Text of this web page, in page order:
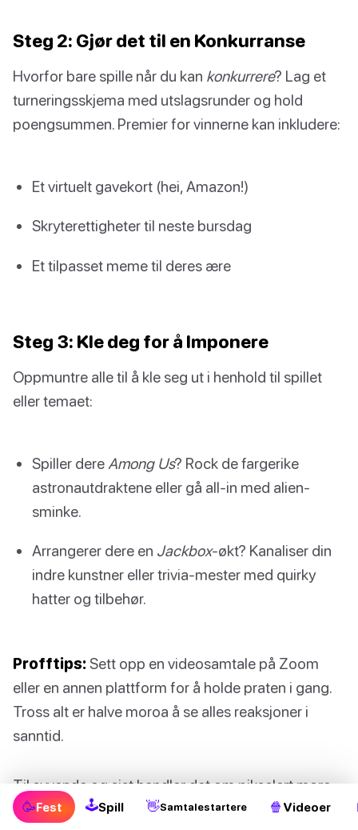
Steg 2: Gjør det til en Konkurranse
Hvorfor bare spille når du kan konkurrere? Lag et
turneringsskjema med utslagsrunder og hold
poengsummen. Premier for vinnerne kan inkludere:
Et virtuelt gavekort (hei, Amazon!)
Skryterettigheter til neste bursdag
Et tilpasset meme til deres ære
Steg 3: Kle deg for å Imponere
Oppmuntre alle til å kle seg ut i henhold til spillet
eller temaet:
Spiller dere Among Us? Rock de fargerike
astronautdraktene eller gå all-in med alien-
sminke.
Arrangerer dere en Jackbox-økt? Kanaliser din
indre kunstner eller trivia-mester med quirky
hatter og tilbehør.
Profftips: Sett opp en videosamtale på Zoom
eller en annen plattform for å holde praten i gang.
Tross alt er halve moroa å se alles reaksjoner i
sanntid.
Til syvende og sist handler det om pikselert moro
og å skape minner – uansett hvor langt unna dere
🥳Fest 🕹Spill 👋Samtalestartere 🍿 Videoer